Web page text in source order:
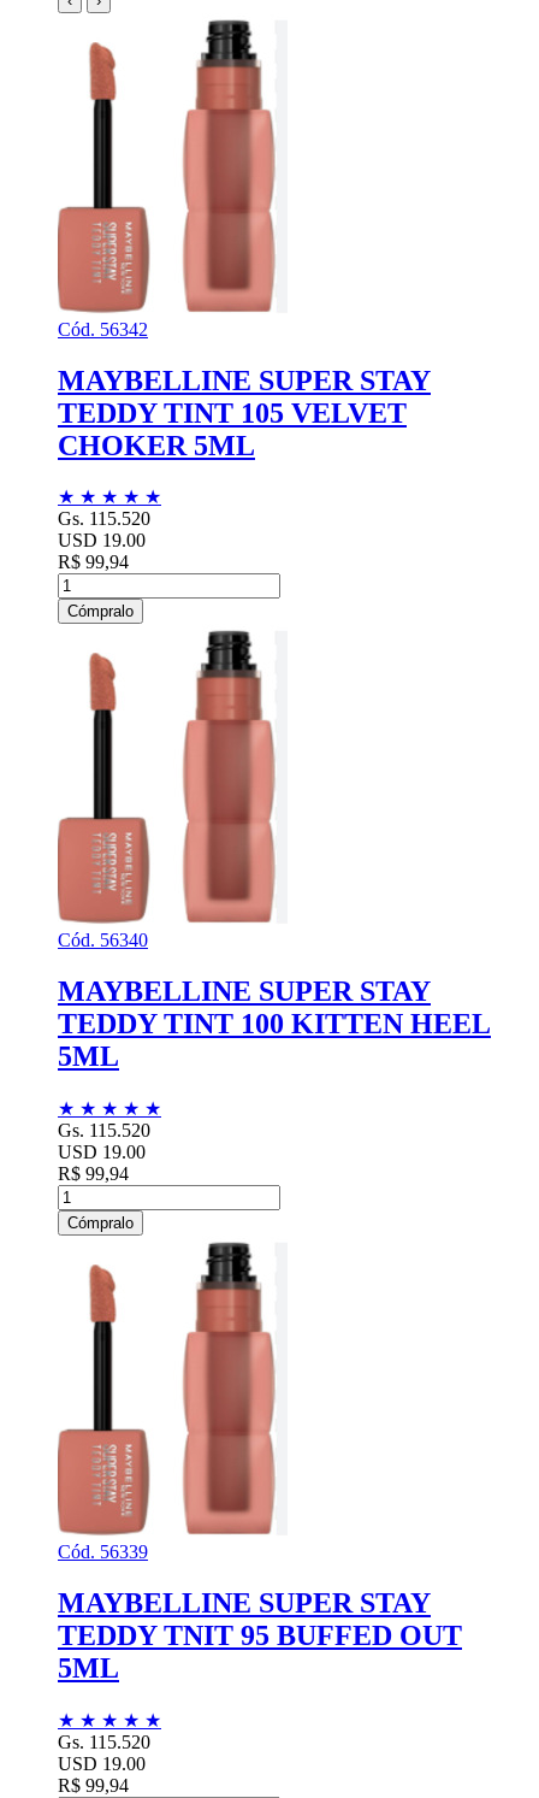
Cód. 56342
MAYBELLINE SUPER STAY
TEDDY TINT 105 VELVET
CHOKER 5ML
★ ★ ★ ★ ★
Gs. 115.520
USD 19.00
R$ 99,94
Cómpralo
Cód. 56340
MAYBELLINE SUPER STAY
TEDDY TINT 100 KITTEN HEEL
5ML
★ ★ ★ ★ ★
Gs. 115.520
USD 19.00
R$ 99,94
Cómpralo
Cód. 56339
MAYBELLINE SUPER STAY
TEDDY TNIT 95 BUFFED OUT
5ML
★ ★ ★ ★ ★
Gs. 115.520
USD 19.00
R$ 99,94